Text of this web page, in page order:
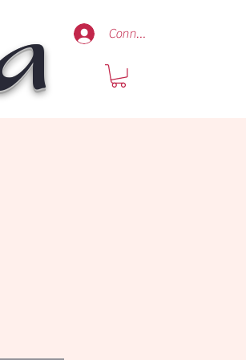
Connexion